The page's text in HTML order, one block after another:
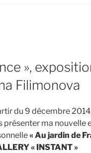
»,
Filimonova
du 9 décembre
présenter ma nouvelle
« Au jardin de
« INSTANT »